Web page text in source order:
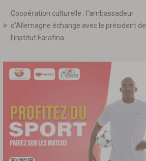
Coopération culturelle : l’ambassadeur
d’Allemagne échange avec le président de
l’institut Farafina